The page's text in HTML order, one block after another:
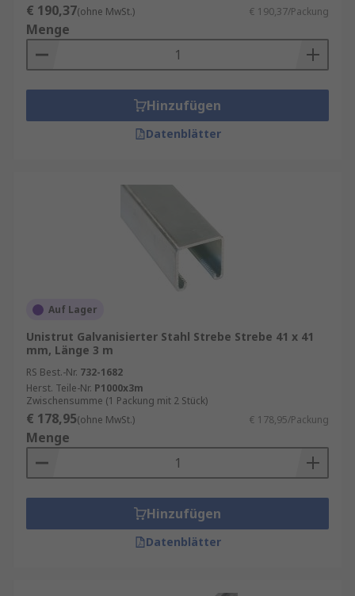
€ 190,37(ohne MwSt.) € 190,37/Packung
Menge
Hinzufügen
Datenblätter
Auf Lager
Unistrut Galvanisierter Stahl Strebe Strebe 41 x 41
mm, Länge 3 m
RS Best.-Nr. 732-1682
Herst. Teile-Nr. P1000x3m
Zwischensumme (1 Packung mit 2 Stück)
€ 178,95(ohne MwSt.) € 178,95/Packung
Menge
Hinzufügen
Datenblätter